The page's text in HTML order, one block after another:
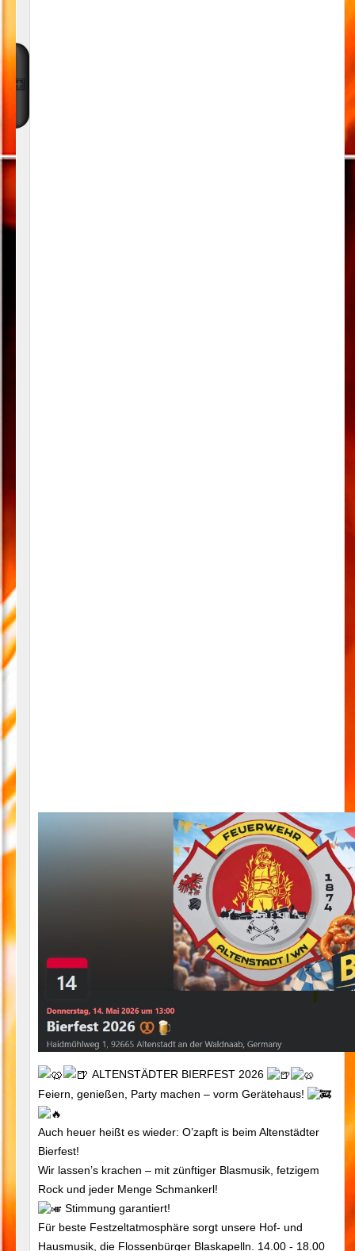
ALTENSTÄDTER BIERFEST 2026
Feiern, genießen, Party machen – vorm Gerätehaus!
Auch heuer heißt es wieder: O’zapft is beim Altenstädter
Bierfest!
Wir lassen’s krachen – mit zünftiger Blasmusik, fetzigem
Rock und jeder Menge Schmankerl!
Stimmung garantiert!
Für beste Festzeltatmosphäre sorgt unsere Hof- und
Hausmusik, die Flossenbürger Blaskapelln. 14.00 - 18.00